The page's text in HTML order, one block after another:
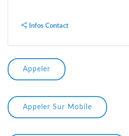
Infos Contact
Appeler
Appeler Sur Mobile